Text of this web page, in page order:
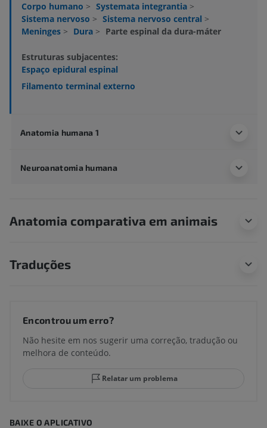
Corpo humano > Systemata integrantia >
Sistema nervoso > Sistema nervoso central >
Meninges > Dura > Parte espinal da dura-máter
Estruturas subjacentes:
Espaço epidural espinal
Filamento terminal externo
Anatomia humana 1
Neuroanatomia humana
Anatomia comparativa em animais
Traduções
Encontrou um erro?
Não hesite em nos sugerir uma correção, tradução ou
melhora de conteúdo.
Relatar um problema
BAIXE O APLICATIVO